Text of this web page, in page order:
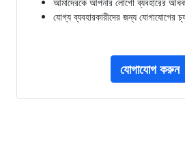
যোগ্য ব্যবহারকারীদের জন্য যোগাযোগের
যোগাযোগ করুন